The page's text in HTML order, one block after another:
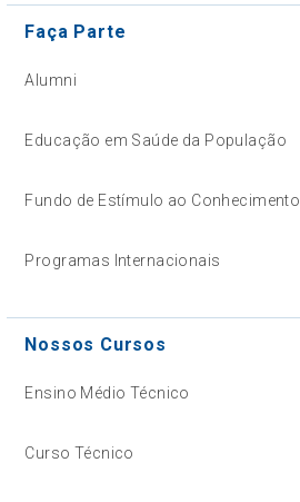
Faça Parte
Alumni
Educação em Saúde da População
Fundo de Estímulo ao Conhecimento
Programas Internacionais
Nossos Cursos
Ensino Médio Técnico
Curso Técnico